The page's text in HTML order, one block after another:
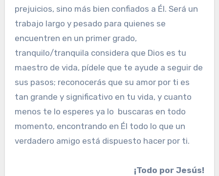
prejuicios, sino más bien confiados a Él. Será un
trabajo largo y pesado para quienes se
encuentren en un primer grado,
tranquilo/tranquila considera que Dios es tu
maestro de vida, pídele que te ayude a seguir de
sus pasos; reconocerás que su amor por ti es
tan grande y significativo en tu vida, y cuanto
menos te lo esperes ya lo buscaras en todo
momento, encontrando en Él todo lo que un
verdadero amigo está dispuesto hacer por ti.
¡Todo por Jesús!